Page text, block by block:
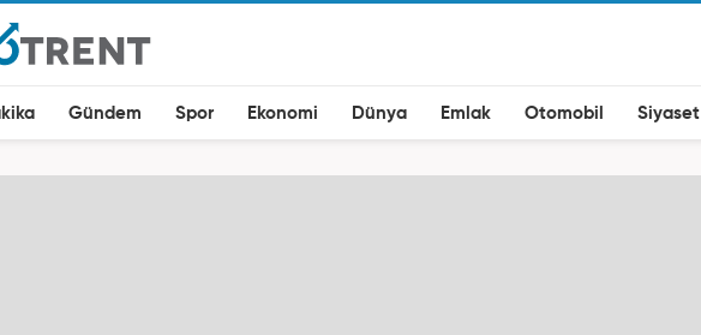
Gündem Spor Ekonomi Dünya Emlak Otomobil Siyaset